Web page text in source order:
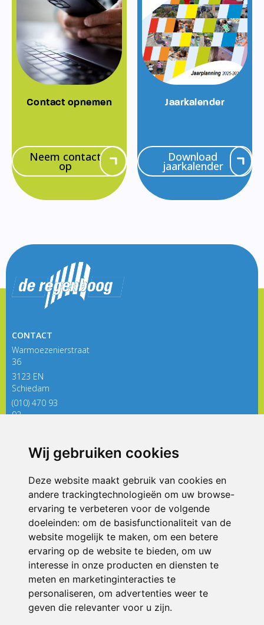
Wij gebruiken cookies
Deze website maakt gebruik van cookies en
andere trackingtechnologieën om uw browse-
ervaring te verbeteren voor de volgende
doeleinden: om de basisfunctionaliteit van de
website mogelijk te maken, om een betere
ervaring op de website te bieden, om uw
interesse in onze producten en diensten te
meten en marketinginteracties te
personaliseren, om advertenties weer te
geven die relevanter voor u zijn.
Contact opnemen
Neem contact
op
Jaarkalender
Download
jaarkalender
CONTACT
Warmoezenierstraat
36
3123 EN
Schiedam
(010) 470 93
92
ONDERDEEL VAN
© 2026 De Regenboog | Alle rechten voorbehouden
Privacy policy|Disclaimer| Klachtenregeling|RSIN en Anbi
voorkeuren